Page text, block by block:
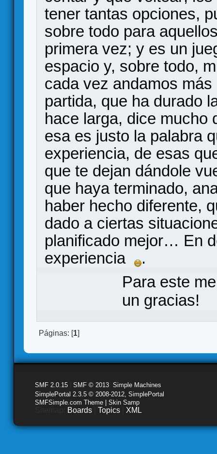
tener tantas opciones,
sobre todo para
primera vez; y es un
espacio y, sobre todo,
cada vez andamos
partida, que ha durado
hace larga, dice mucho
esa es justo la palabra
experiencia, de esas
que te dejan dándole
que haya terminado,
haber hecho diferente,
dado a ciertas
planificado mejor… En
experiencia
.
Para este
un gracias!
Páginas: [1]
SMF 2.0.15 SMF © 2013 Simple Machines
SimplePortal 2.3.5 © 2008-2012, SimplePortal
SMFSimple.com Theme | Skin Samp
Boards Topics XML